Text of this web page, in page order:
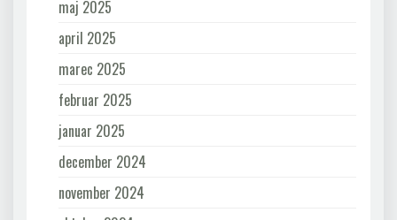
maj 2025
april 2025
marec 2025
februar 2025
januar 2025
december 2024
november 2024